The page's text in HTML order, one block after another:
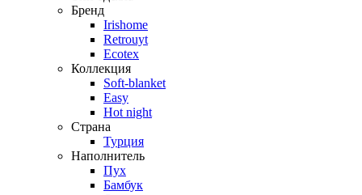
Бренд
Irishome
Retrouyt
Ecotex
Коллекция
Soft-blanket
Easy
Hot night
Страна
Турция
Наполнитель
Пух
Бамбук